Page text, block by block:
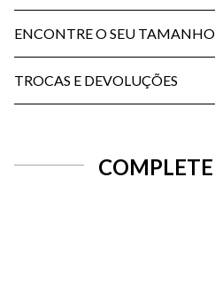
ENCONTRE O SEU TAMANHO
TROCAS E DEVOLUÇÕES